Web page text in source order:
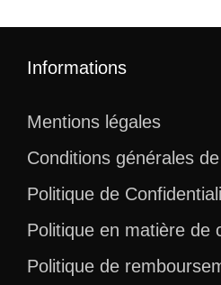
Informations
Mentions légales
Conditions générales
Politique de
Politique en matière de
Politique de